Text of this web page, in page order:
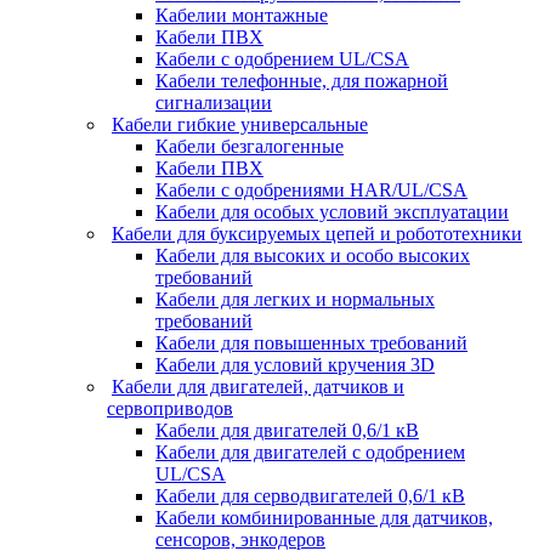
Кабелии монтажные
Кабели ПВХ
Кабели с одобрением UL/CSA
Кабели телефонные, для пожарной
сигнализации
Кабели гибкие универсальные
Кабели безгалогенные
Кабели ПВХ
Кабели с одобрениями HAR/UL/CSA
Кабели для особых условий эксплуатации
Кабели для буксируемых цепей и робототехники
Кабели для высоких и особо высоких
требований
Кабели для легких и нормальных
требований
Кабели для повышенных требований
Кабели для условий кручения 3D
Кабели для двигателей, датчиков и
сервоприводов
Кабели для двигателей 0,6/1 кВ
Кабели для двигателей с одобрением
UL/CSA
Кабели для серводвигателей 0,6/1 кВ
Кабели комбинированные для датчиков,
cенсоров, энкодеров